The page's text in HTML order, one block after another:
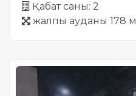
Қабат саны: 2
жалпы ауданы 178 м